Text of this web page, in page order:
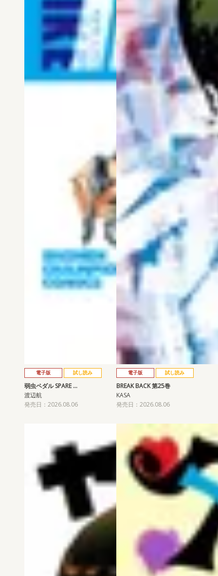
電子版 試し読み
弱虫ペダル SPARE …
渡辺航
発売日：2026.08.06
電子版 試し読み
BREAK BACK 第25巻
KASA
発売日：2026.08.06